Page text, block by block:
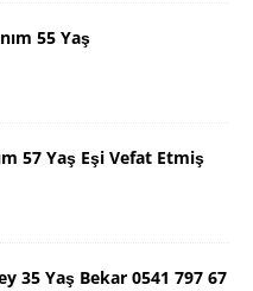
55 Yaş
57 Yaş Eşi Vefat Etmiş
35 Yaş Bekar 0541 797 67